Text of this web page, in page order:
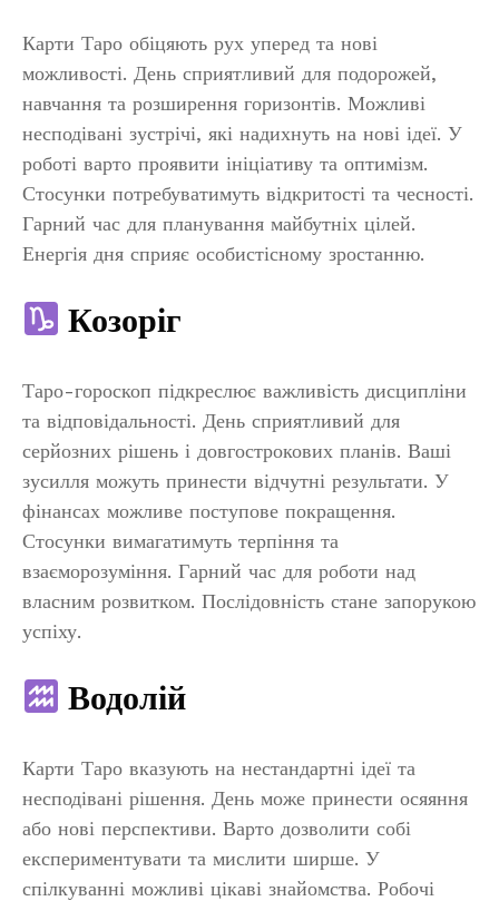
Карти Таро обіцяють рух уперед та нові
можливості. День сприятливий для подорожей,
навчання та розширення горизонтів. Можливі
несподівані зустрічі, які надихнуть на нові ідеї. У
роботі варто проявити ініціативу та оптимізм.
Стосунки потребуватимуть відкритості та чесності.
Гарний час для планування майбутніх цілей.
Енергія дня сприяє особистісному зростанню.
Козоріг
Таро-гороскоп підкреслює важливість дисципліни
та відповідальності. День сприятливий для
серйозних рішень і довгострокових планів. Ваші
зусилля можуть принести відчутні результати. У
фінансах можливе поступове покращення.
Стосунки вимагатимуть терпіння та
взаєморозуміння. Гарний час для роботи над
власним розвитком. Послідовність стане запорукою
успіху.
Водолій
Карти Таро вказують на нестандартні ідеї та
несподівані рішення. День може принести осяяння
або нові перспективи. Варто дозволити собі
експериментувати та мислити ширше. У
спілкуванні можливі цікаві знайомства. Робочі